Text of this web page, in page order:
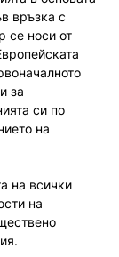
връзка с
се носи от
за
си по
на
на всички
на